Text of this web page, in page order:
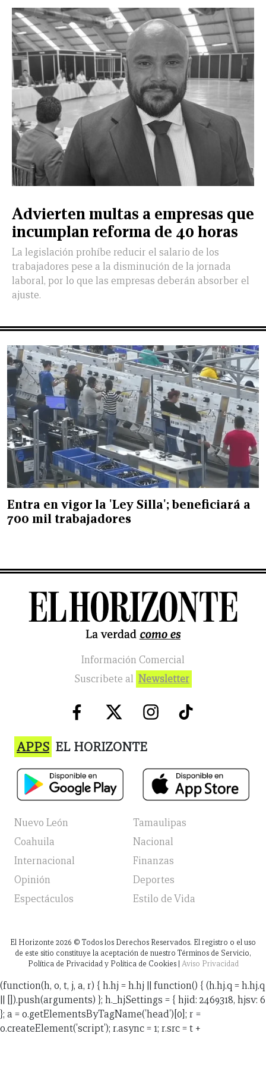
Advierten multas a empresas que
incumplan reforma de 40 horas
La legislación prohíbe reducir el salario de los
trabajadores pese a la disminución de la jornada
laboral, por lo que las empresas deberán absorber el
ajuste.
Entra en vigor la 'Ley Silla'; beneficiará a
700 mil trabajadores
Información Comercial
Suscribete al Newsletter
APPS EL HORIZONTE
Nuevo León
Tamaulipas
Coahuila
Nacional
Internacional
Finanzas
Opinión
Deportes
Espectáculos
Estilo de Vida
El Horizonte 2026 © Todos los Derechos Reservados. El registro o el uso
de este sitio constituye la aceptación de nuestro Términos de Servicio,
Política de Privacidad y Política de Cookies | Aviso Privacidad
(function(h, o, t, j, a, r) { h.hj = h.hj || function() { (h.hj.q = h.hj.q
|| []).push(arguments) }; h._hjSettings = { hjid: 2469318, hjsv: 6
}; a = o.getElementsByTagName('head')[0]; r =
o.createElement('script'); r.async = 1; r.src = t +